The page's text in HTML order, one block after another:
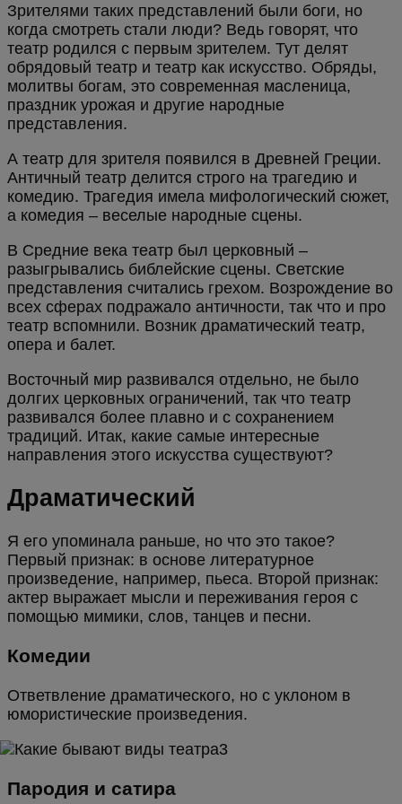
Зрителями таких представлений были боги, но
когда смотреть стали люди? Ведь говорят, что
театр родился с первым зрителем. Тут делят
обрядовый театр и театр как искусство. Обряды,
молитвы богам, это современная масленица,
праздник урожая и другие народные
представления.
А театр для зрителя появился в Древней Греции.
Античный театр делится строго на трагедию и
комедию. Трагедия имела мифологический сюжет,
а комедия – веселые народные сцены.
В Средние века театр был церковный –
разыгрывались библейские сцены. Светские
представления считались грехом. Возрождение во
всех сферах подражало античности, так что и про
театр вспомнили. Возник драматический театр,
опера и балет.
Восточный мир развивался отдельно, не было
долгих церковных ограничений, так что театр
развивался более плавно и с сохранением
традиций. Итак, какие самые интересные
направления этого искусства существуют?
Драматический
Я его упоминала раньше, но что это такое?
Первый признак: в основе литературное
произведение, например, пьеса. Второй признак:
актер выражает мысли и переживания героя с
помощью мимики, слов, танцев и песни.
Комедии
Ответвление драматического, но с уклоном в
юмористические произведения.
Пародия и сатира